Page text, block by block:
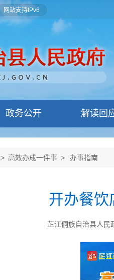
网站支持IPv6
政务公开 解读回
> 高效办成一件事 > 办事指南
开办餐饮
芷江侗族自治县人民